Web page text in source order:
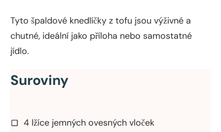
Tyto špaldové knedlíčky z tofu jsou výživné a
chutné, ideální jako příloha nebo samostatné
jídlo.
Suroviny
4 lžíce jemných ovesných vloček